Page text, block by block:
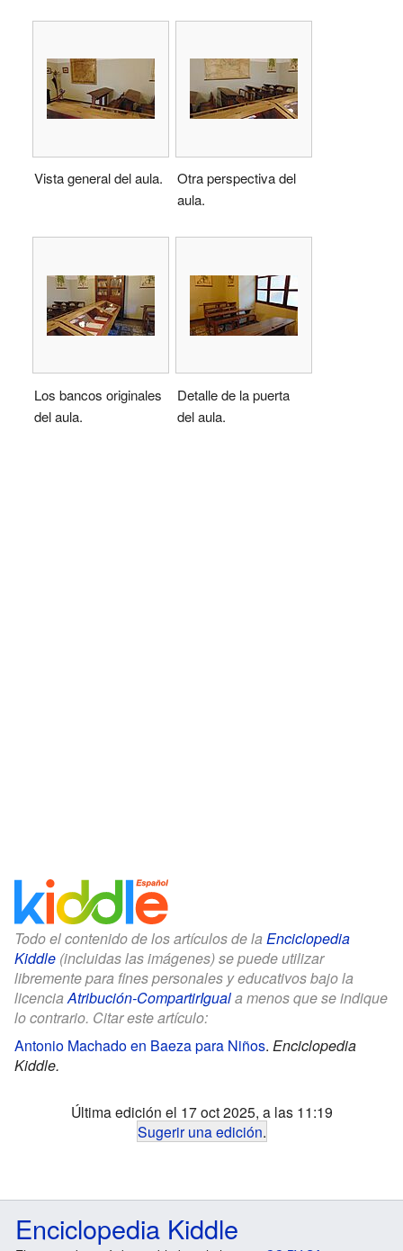
Vista general del aula.
Otra perspectiva del
aula.
Los bancos originales
del aula.
Detalle de la puerta
del aula.
Todo el contenido de los artículos de la Enciclopedia
Kiddle (incluidas las imágenes) se puede utilizar
libremente para fines personales y educativos bajo la
licenciaAtribución-CompartirIguala menos que se indique
lo contrario. Citar este artículo:
Antonio Machado en Baeza para Niños. Enciclopedia
Kiddle.
Última edición el 17 oct 2025, a las 11:19
Sugerir una edición.
Enciclopedia Kiddle